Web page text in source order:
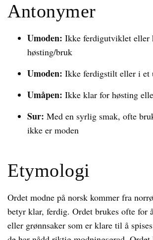
Antonymer
Umoden: Ikke ferdigutviklet eller
høsting/bruk
Umoden: Ikke ferdigstilt eller i et
Umåpen: Ikke klar for høsting
Sur: Med en syrlig smak, ofte
ikke er moden
Etymologi
Ordet modne på norsk kommer fra
betyr klar, ferdig. Ordet brukes ofte for
eller grønnsaker som er klare til å